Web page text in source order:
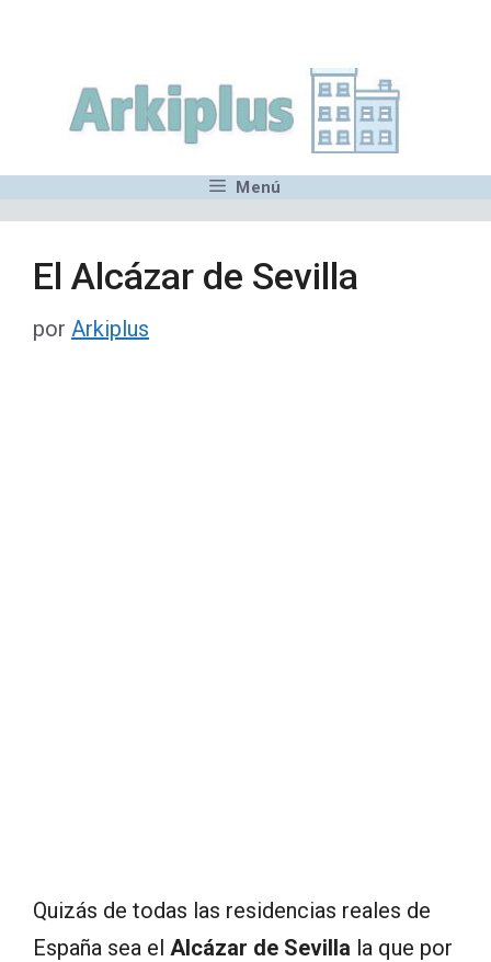
contenido
Menú
El Alcázar de Sevilla
por Arkiplus
Quizás de todas las residencias reales de
España sea el Alcázar de Sevilla la que por